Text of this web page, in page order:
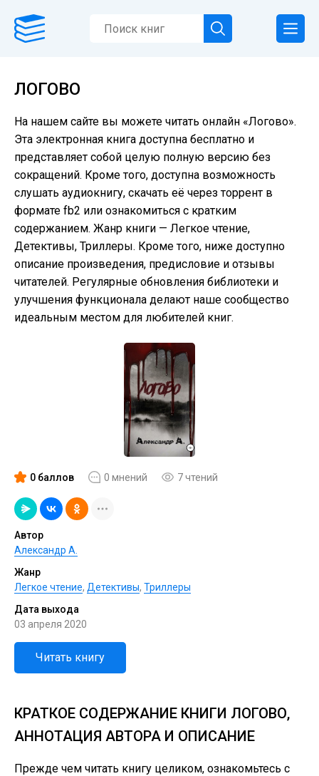
ЛОГОВО
На нашем сайте вы можете читать онлайн «Логово».
Эта электронная книга доступна бесплатно и
представляет собой целую полную версию без
сокращений. Кроме того, доступна возможность
слушать аудиокнигу, скачать её через торрент в
формате fb2 или ознакомиться с кратким
содержанием. Жанр книги — Легкое чтение,
Детективы, Триллеры. Кроме того, ниже доступно
описание произведения, предисловие и отзывы
читателей. Регулярные обновления библиотеки и
улучшения функционала делают наше сообщество
идеальным местом для любителей книг.
0 баллов 0 мнений 7 чтений
Автор
Александр А.
Жанр
Легкое чтение, Детективы, Триллеры
Дата выхода
03 апреля 2020
Читать книгу
КРАТКОЕ СОДЕРЖАНИЕ КНИГИ ЛОГОВО,
АННОТАЦИЯ АВТОРА И ОПИСАНИЕ
Прежде чем читать книгу целиком, ознакомьтесь с